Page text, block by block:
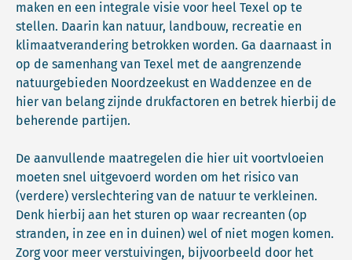
maken en een integrale visie voor heel Texel op te
stellen. Daarin kan natuur, landbouw, recreatie en
klimaatverandering betrokken worden. Ga daarnaast in
op de samenhang van Texel met de aangrenzende
natuurgebieden Noordzeekust en Waddenzee en de
hier van belang zijnde drukfactoren en betrek hierbij de
beherende partijen.
De aanvullende maatregelen die hier uit voortvloeien
moeten snel uitgevoerd worden om het risico van
(verdere) verslechtering van de natuur te verkleinen.
Denk hierbij aan het sturen op waar recreanten (op
stranden, in zee en in duinen) wel of niet mogen komen.
Zorg voor meer verstuivingen, bijvoorbeeld door het